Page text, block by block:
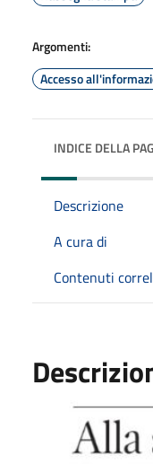
Argomenti:
Accesso
INDICE DELLA
Descrizione
A cura di
Contenuti